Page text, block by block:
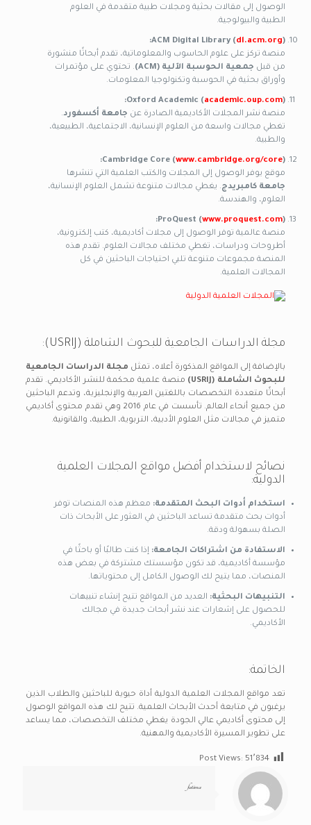
الوصول إلى مقالات بحثية ومجلات طبية متقدمة في العلوم
الطبية والبيولوجية.
ACM Digital Library (dl.acm.org):
منصة تركز على علوم الحاسوب والمعلوماتية، تقدم أبحاثًا منشورة
من قبل جمعية الحوسبة الآلية (ACM)
. تحتوي على مؤتمرات
وأوراق بحثية في الحوسبة وتكنولوجيا المعلومات.
Oxford Academic (academic.oup.com):
منصة نشر المجلات الأكاديمية الصادرة عن جامعة أكسفورد.
تغطي مجالات واسعة من العلوم الإنسانية، الاجتماعية، الطبيعية،
والطبية.
Cambridge Core (www.cambridge.org/core):
موقع يوفر الوصول إلى المجلات والكتب العلمية التي تنشرها
جامعة كامبريدج. يغطي مجالات متنوعة تشمل العلوم الإنسانية،
العلوم، والهندسة.
ProQuest (www.proquest.com):
منصة عالمية توفر الوصول إلى مجلات أكاديمية، كتب إلكترونية،
أطروحات ودراسات، تغطي مختلف مجالات العلوم. تقدم هذه
المنصة مجموعات متنوعة تلبي احتياجات الباحثين في كل
المجالات العلمية.
مجلة الدراسات الجامعية للبحوث الشاملة ( USRIJ
):
بالإضافة إلى المواقع المذكورة أعلاه، تمثل مجلة الدراسات الجامعية
للبحوث الشاملة (USRIJ)
منصة علمية محكمة للنشر الأكاديمي. تقدم
أبحاثًا متعددة التخصصات باللغتين العربية والإنجليزية، وتدعم الباحثين
من جميع أنحاء العالم. تأسست في عام 2016 وهي تقدم محتوى أكاديمي
متميز في مجالات مثل العلوم الأدبية، التربوية، الطبية، والقانونية.
نصائح لاستخدام أفضل مواقع المجلات العلمية
الدولية:
استخدام أدوات البحث المتقدمة: معظم هذه المنصات توفر
أدوات بحث متقدمة تساعد الباحثين في العثور على الأبحاث ذات
الصلة بسهولة ودقة.
الاستفادة من اشتراكات الجامعة: إذا كنت طالبًا أو باحثًا في
مؤسسة أكاديمية، قد تكون مؤسستك مشتركة في بعض هذه
المنصات، مما يتيح لك الوصول الكامل إلى محتوياتها.
التنبيهات البحثية: العديد من المواقع تتيح إنشاء تنبيهات
للحصول على إشعارات عند نشر أبحاث جديدة في مجالك
الأكاديمي.
الخاتمة:
تعد مواقع المجلات العلمية الدولية أداة حيوية للباحثين والطلاب الذين
يرغبون في متابعة أحدث الأبحاث العلمية. تتيح لك هذه المواقع الوصول
إلى محتوى أكاديمي عالي الجودة يغطي مختلف التخصصات، مما يساعد
على تطوير المسيرة الأكاديمية والمهنية.
Post Views: 51٬834
fatima